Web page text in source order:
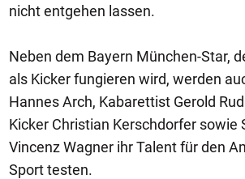
nicht entgehen lassen.
Neben dem Bayern München-Star,
als Kicker fungieren wird, werden
Hannes Arch, Kabarettist Gerold
Kicker Christian Kerschdorfer sowie
Vincenz Wagner ihr Talent für den
Sport testen.